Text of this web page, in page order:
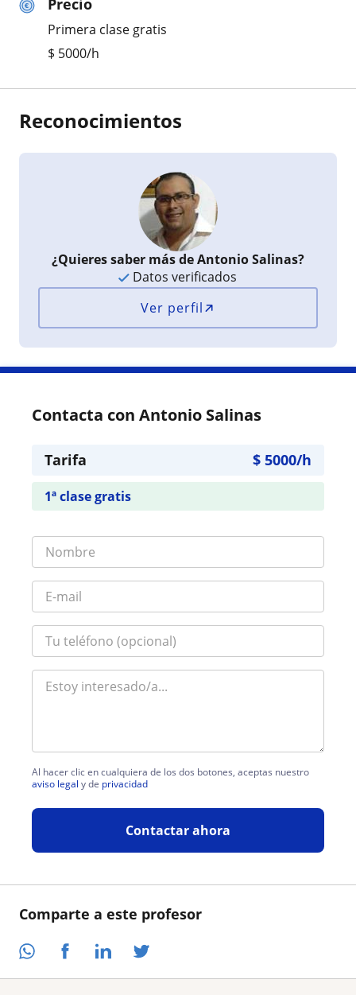
Comparte a este profesor
Primera clase gratis
$ 5000/h
Reconocimientos
¿Quieres saber más de Antonio Salinas?
Datos verificados
Ver perfil
Contacta con Antonio Salinas
Tarifa $ 5000/h
1ª clase gratis
Al hacer clic en cualquiera de los dos botones, aceptas nuestro
aviso legal y de privacidad
Contactar ahora